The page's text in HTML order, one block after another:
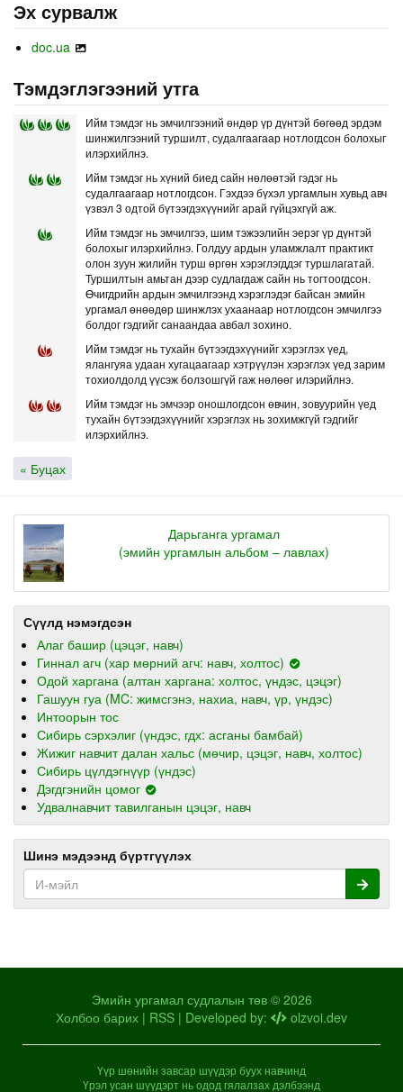
Эх сурвалж
doc.ua
Тэмдэглэгээний утга
Ийм тэмдэг нь эмчилгээний өндөр үр дүнтэй бөгөөд эрдэм
шинжилгээний туршилт, судалгаагаар нотлогдсон болохыг
илэрхийлнэ.
Ийм тэмдэг нь хүний биед сайн нөлөөтэй гэдэг нь
судалгаагаар нотлогдсон. Гэхдээ бүхэл ургамлын хувьд авч
үзвэл 3 одтой бүтээгдэхүүнийг арай гүйцэхгүй аж.
Ийм тэмдэг нь эмчилгээ, шим тэжээлийн эерэг үр дүнтэй
болохыг илэрхийлнэ. Голдуу ардын уламжлалт практикт
олон зуун жилийн турш өргөн хэрэглэгддэг туршлагатай.
Туршилтын амьтан дээр судлагдаж сайн нь тогтоогдсон.
Өчигдрийн ардын эмчилгээнд хэрэглэдэг байсан эмийн
ургамал өнөөдөр шинжлэх ухаанаар нотлогдсон эмчилгээ
болдог гэдгийг санаандаа авбал зохино.
Ийм тэмдэг нь тухайн бүтээгдэхүүнийг хэрэглэх үед,
ялангуяа удаан хугацаагаар хэтрүүлэн хэрэглэх үед зарим
тохиолдолд үүсэж болзошгүй гаж нөлөөг илэрийлнэ.
Ийм тэмдэг нь эмчээр оношлогдсон өвчин, зовуурийн үед
тухайн бүтээгдэхүүнийг хэрэглэх нь зохимжгүй гэдгийг
илэрхийлнэ.
« Буцах
Дарьганга ургамал
(эмийн ургамлын альбом – лавлах)
Сүүлд нэмэгдсэн
Алаг башир (цэцэг, навч)
Гиннал агч (хар мөрний агч: навч, холтос)
Одой харгана (алтан харгана: холтос, үндэс, цэцэг)
Гашуун гуа (MC: жимсгэнэ, нахиа, навч, үр, үндэс)
Интоорын тос
Сибирь сэрхэлиг (үндэс, гдх: асганы бамбай)
Жижиг навчит далан хальс (мөчир, цэцэг, навч, холтос)
Сибирь цүлдэгнүүр (үндэс)
Дэгдгэнийн цомог
Удвалнавчит тавилганын цэцэг, навч
Шинэ мэдээнд бүртгүүлэх
Эмийн ургамал судлалын төв © 2026
Холбоо барих | RSS | Developed by: olzvoi.dev
Үүр шөнийн завсар шүүдэр буух навчинд
Үрэл усан шүүдэрт нь одод гялалзах дэлбээнд